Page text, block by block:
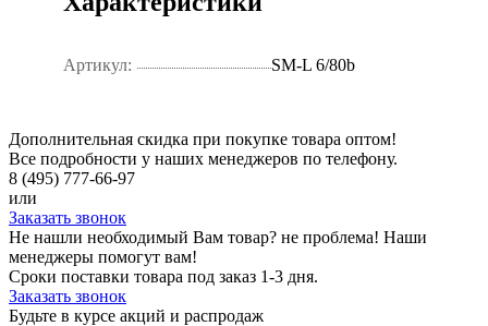
Артикул: SM-L 6/80b
Дополнительная скидка при покупке товара оптом!
Все подробности у наших менеджеров по телефону.
8 (495) 777-66-97
или
Заказать звонок
Не нашли необходимый Вам товар? не проблема! Наши
менеджеры помогут вам!
Сроки поставки товара под заказ 1-3 дня.
Заказать звонок
Будьте в курсе акций и распродаж